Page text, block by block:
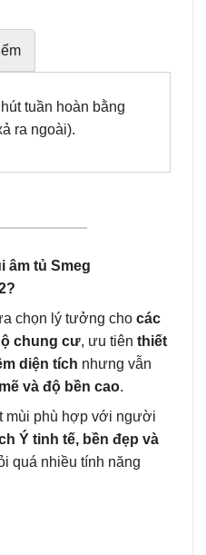
tuần hoàn bằng
ra ngoài).
âm tủ Smeg
chọn lý tưởng cho các
chung cư, ưu tiên thiết
diện tích nhưng vẫn
và độ bền cao.
mùi phù hợp với người
Ý tinh tế, bền đẹp và
quá nhiều tính năng